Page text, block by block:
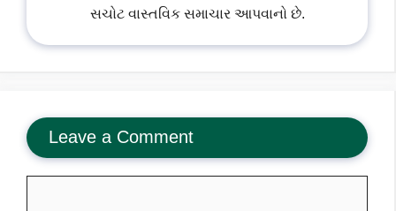
સચોટ વાસ્તવિક સમાચાર આપવાનો છે.
Leave a Comment